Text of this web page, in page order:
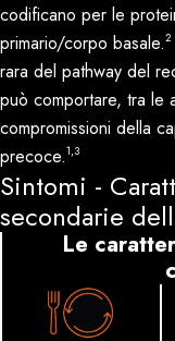
codificano per le
primario/corpo basale.2
rara del pathway del
può comportare, tra le
compromissioni della
precoce.1,3
Sintomi -
secondarie
Le